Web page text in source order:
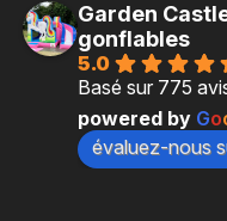
Garden
gonflables
5.0
Basé sur 775
powered by Go
évaluez-nous